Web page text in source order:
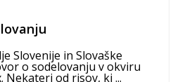
Slovenije in Slovaške
o sodelovanju v okviru
Nekateri od risov, ki ...